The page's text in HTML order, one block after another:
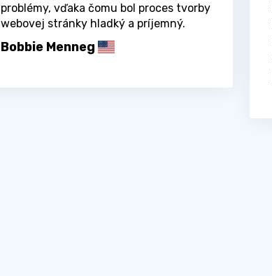
problémy, vďaka čomu bol proces tvorby
webovej stránky hladký a príjemný.
Bobbie Menneg